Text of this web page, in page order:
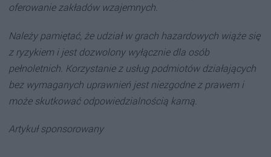
oferowanie zakładów wzajemnych.
Należy pamiętać, że udział w grach hazardowych wiąże się
z ryzykiem i jest dozwolony wyłącznie dla osób
pełnoletnich. Korzystanie z usług podmiotów działających
bez wymaganych uprawnień jest niezgodne z prawem i
może skutkować odpowiedzialnością karną.
Artykuł sponsorowany